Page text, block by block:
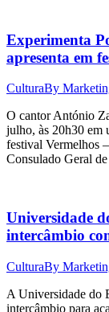
Experimenta
apresenta em
CulturaBy
O cantor António
julho, às 20h30 em
festival Vermelhos
Consulado Geral
Universidade
intercâmbio
CulturaBy
A Universidade do
intercâmbio para